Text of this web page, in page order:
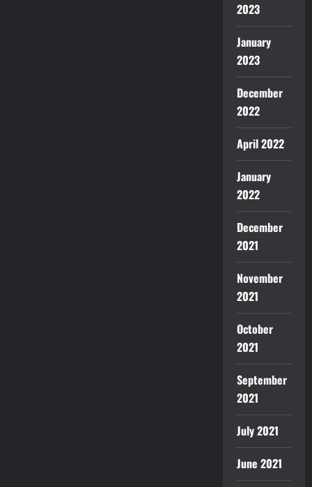
2023
January
2023
December
2022
April 2022
January
2022
December
2021
November
2021
October
2021
September
2021
July 2021
June 2021